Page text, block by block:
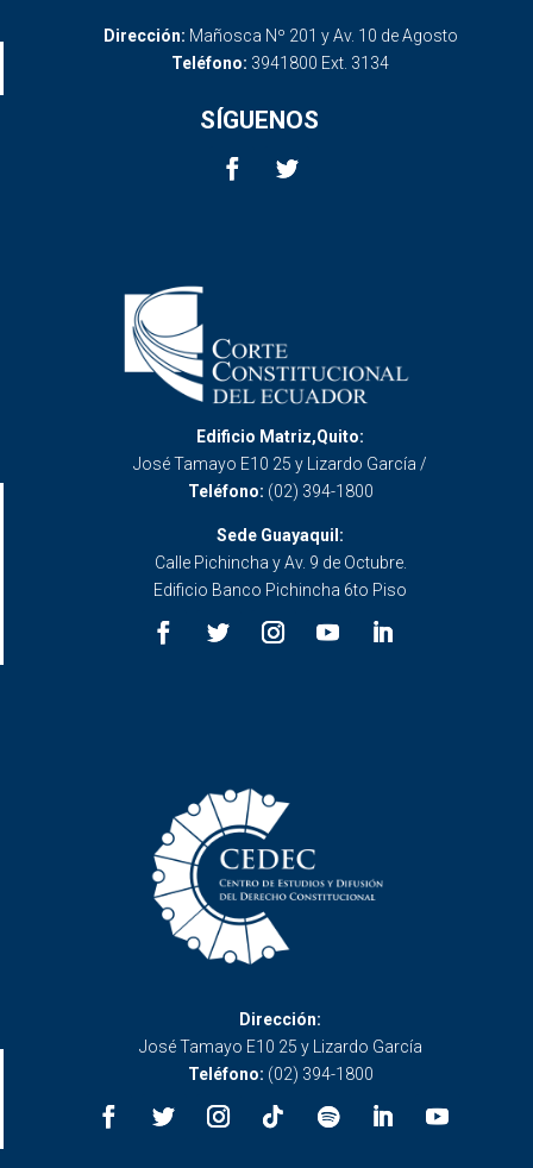
Dirección: Mañosca Nº 201 y Av. 10 de Agosto
Teléfono: 3941800 Ext. 3134
SÍGUENOS
Edificio Matriz,Quito:
José Tamayo E10 25 y Lizardo García /
Teléfono: (02) 394-1800
Sede Guayaquil:
Calle Pichincha y Av. 9 de Octubre.
Edificio Banco Pichincha 6to Piso
Dirección:
José Tamayo E10 25 y Lizardo García
Teléfono: (02) 394-1800